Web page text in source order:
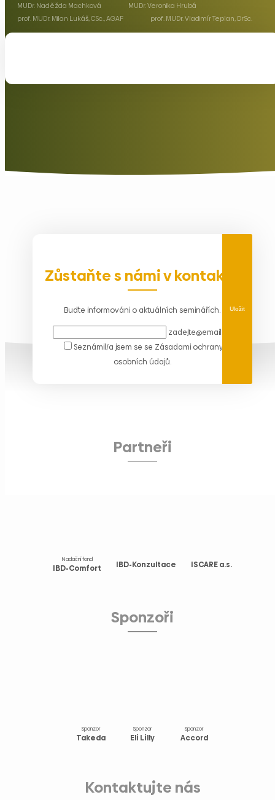
MUDr. Naděžda Machková
MUDr. Veronika Hrubá
prof. MUDr. Milan Lukáš, CSc., AGAF
prof. MUDr. Vladimír Teplan, DrSc.
Zůstaňte s námi v kontaktu
Buďte informováni o aktuálních seminářích.
zadejte@email.cz
Uložit
Seznámil/a jsem se se Zásadami ochrany
osobních údajů.
Partneři
Nadační fond
IBD-Comfort IBD-Konzultace ISCARE a.s.
Sponzoři
Sponzor
Takeda
Sponzor
Eli Lilly
Sponzor
Accord
Kontaktujte nás